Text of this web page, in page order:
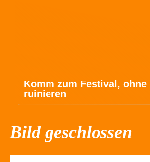
Komm zum Festival, ohne
ruinieren
Bild geschlossen